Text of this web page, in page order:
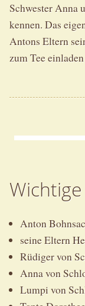
Schwester Anna
kennen. Das
Antons Eltern
zum Tee
Anton
seine Eltern
Rüdiger von
Anna von
Lumpi von